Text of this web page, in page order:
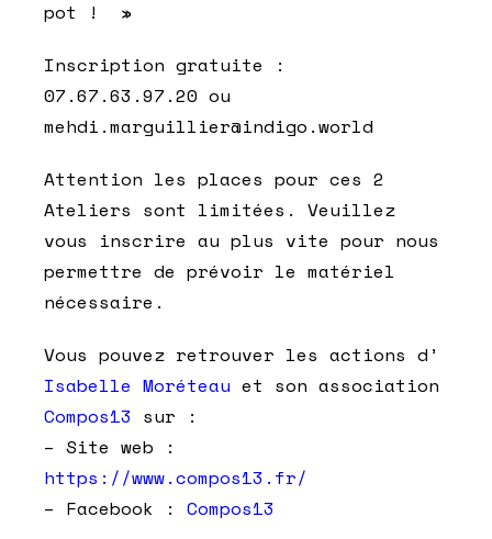
pot ! »
Inscription gratuite :
07.67.63.97.20 ou
mehdi.marguillier@indigo.world
Attention les places pour ces 2
Ateliers sont limitées. Veuillez
vous inscrire au plus vite pour nous
permettre de prévoir le matériel
nécessaire.
Vous pouvez retrouver les actions d’
Isabelle Moréteau et son association
Compos13 sur :
– Site web :
https://www.compos13.fr/
– Facebook : Compos13